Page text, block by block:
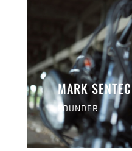
MARK SENTEC
FOUNDER